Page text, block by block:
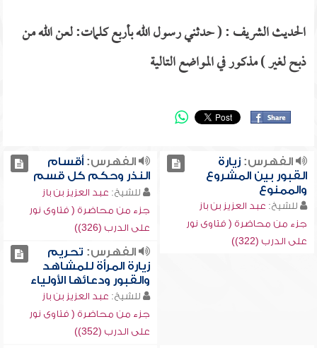
الحديث الشريف : ( حدثني رسول الله بأربع كلمات: لعن الله من
ذبح لغير ) مذكور في المواضع التالية
الفهرس:زيارة
القبور بين المشروع
والممنوع
للشيخ: عبد العزيز بن باز
جزء من محاضرة ( فتاوى نور
على الدرب (322))
الفهرس:أقسام
النذر وحكم كل قسم
للشيخ: عبد العزيز بن باز
جزء من محاضرة ( فتاوى نور
على الدرب (326))
الفهرس: تحريم
زيارة المرأة للمشاهد
والقبور ودعائها الأولياء
للشيخ: عبد العزيز بن باز
جزء من محاضرة ( فتاوى نور
على الدرب (352))